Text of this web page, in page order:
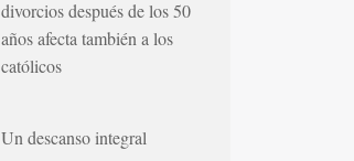
divorcios después de los 50
años afecta también a los
católicos
Un descanso integral